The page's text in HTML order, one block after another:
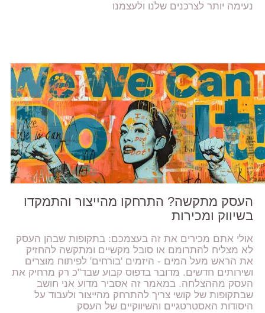
נעימה יותר לצרכנים שלנו ולעצמנו
העסק מתקשה? התרחקו מהייצור והתמקדו
בשיווק ומכירות
אולי אתם מכירים את זה בעצמכם: בתקופות שבהן העסק
לא מצליח להתרומם או סובל מקשיים ומתקשה להחזיק
את הראש מעל המים - היזמים 'בורחים' לפיתוח מוצרים
ושירותים חדשים. מדובר בדפוס קבוע שבד"כ רק מרחיק את
העסק מההצלחה. במאמר זה אסביר מדוע אני חושב
שבתקופות של קושי צריך להתרחק מהייצור ולעבוד על
היסודות האסטרטגיים והשיווקיים של העסק